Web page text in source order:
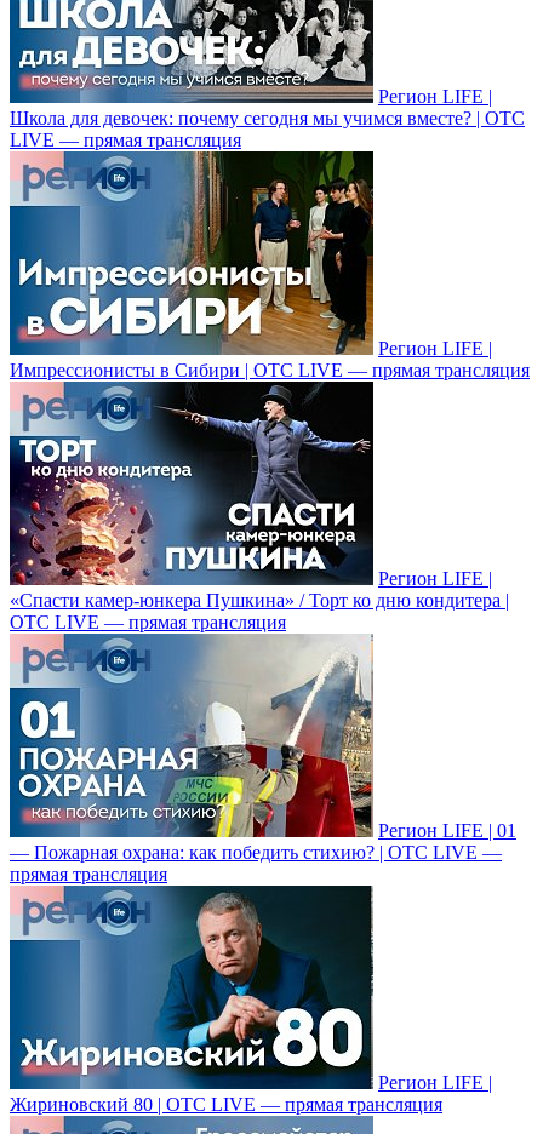
Регион LIFE |
Школа для девочек: почему сегодня мы учимся вместе? | ОТС
LIVE — прямая трансляция
Регион LIFE |
Импрессионисты в Cибири | ОТС LIVE — прямая трансляция
Регион LIFE |
«Спасти камер-юнкера Пушкина» / Торт ко дню кондитера |
ОТС LIVE — прямая трансляция
Регион LIFE | 01
— Пожарная охрана: как победить стихию? | ОТС LIVE —
прямая трансляция
Регион LIFE |
Жириновский 80 | ОТС LIVE — прямая трансляция